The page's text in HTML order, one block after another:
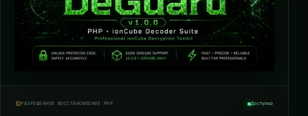
РАЗРЕШЁННОЕ ВОССТАНОВЛЕНИЕ PHP Доступно